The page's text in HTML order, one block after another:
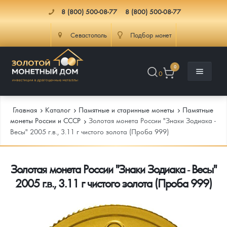
8 (800) 500-08-77 8 (800) 500-08-77
Севастополь Подбор монет
0
0
Каталог
Каталог Монет
Инвестиционные монеты
Монеты Россия и СССР
Памятные и старинные монеты
Инфо
Как сделать заказ
Подлинность монет
Главная Каталог Памятные и старинные монеты
Памятные
монеты России и СССР
Золотая монета России "Знаки Зодиака -
Весы" 2005 г.в., 3.11 г чистого золота (Проба 999)
Золотая монета России "Знаки Зодиака - Весы"
2005 г.в., 3.11 г чистого золота (Проба 999)